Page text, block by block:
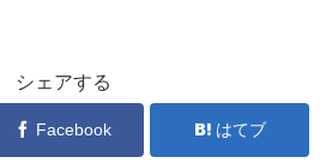
シェアする
Facebook はてブ